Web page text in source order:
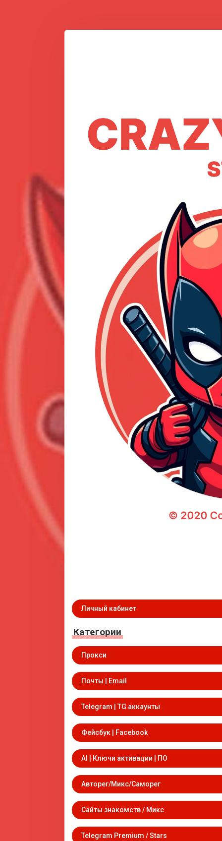
Личный кабинет
Категории
Прокси
Почты | Email
Telegram | TG аккаунты
Фейсбук | Facebook
AI | Ключи активации | ПО
Авторег/Микс/Саморег
Сайты знакомств / Микс
Telegram Premium / Stars